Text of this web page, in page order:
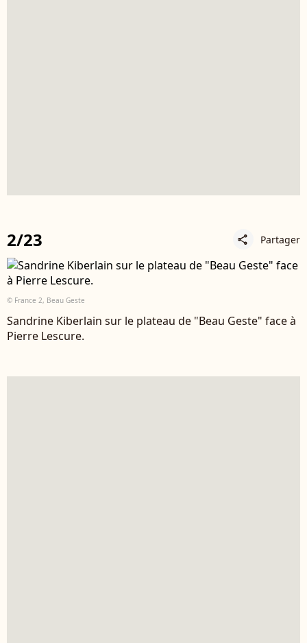
2/23 share Partager
© France 2, Beau Geste
Sandrine Kiberlain sur le plateau de "Beau Geste" face à
Pierre Lescure.